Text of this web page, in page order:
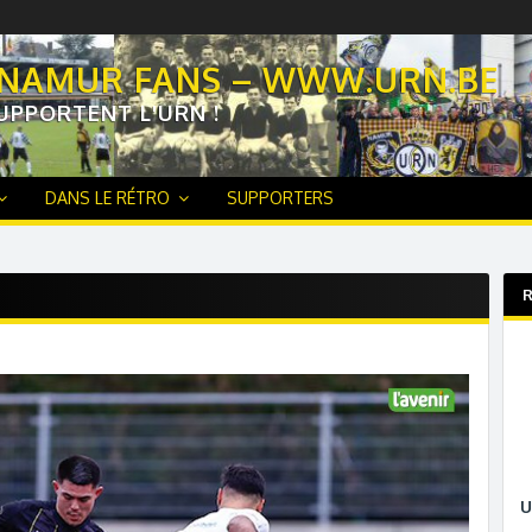
FANS – WWW.URN.BE
L'URN !
DANS LE RÉTRO SUPPORTERS